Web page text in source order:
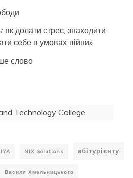
як долати стрес, знаходити
себе в умовах війни»
слово
Technology College
NIX Solutions абітурієнту
Василя Хмельницького